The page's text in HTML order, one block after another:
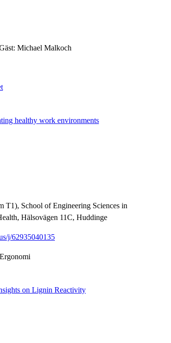
Michael Malkoch
healthy work environments
T1), School of Engineering Sciences in
Hälsovägen 11C, Huddinge
j/62935040135
on Lignin Reactivity